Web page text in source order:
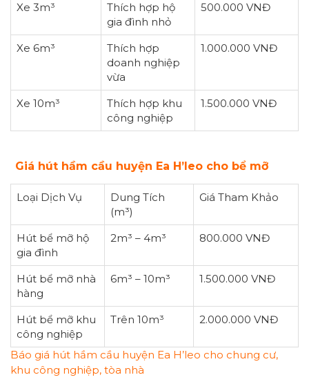
Xe 3m³
Thích hợp hộ
gia đình nhỏ
500.000 VNĐ
Xe 6m³
Thích hợp
doanh nghiệp
vừa
1.000.000 VNĐ
Xe 10m³
Thích hợp khu
công nghiệp
1.500.000 VNĐ
Giá hút hầm cầu huyện Ea H’leo cho bể mỡ
Loại Dịch Vụ
Dung Tích
(m³)
Giá Tham Khảo
Hút bể mỡ hộ
gia đình
2m³ – 4m³ 800.000 VNĐ
Hút bể mỡ nhà
hàng
6m³ – 10m³ 1.500.000 VNĐ
Hút bể mỡ khu
công nghiệp
Trên 10m³ 2.000.000 VNĐ
Báo giá hút hầm cầu huyện Ea H’leo cho chung cư,
khu công nghiệp, tòa nhà